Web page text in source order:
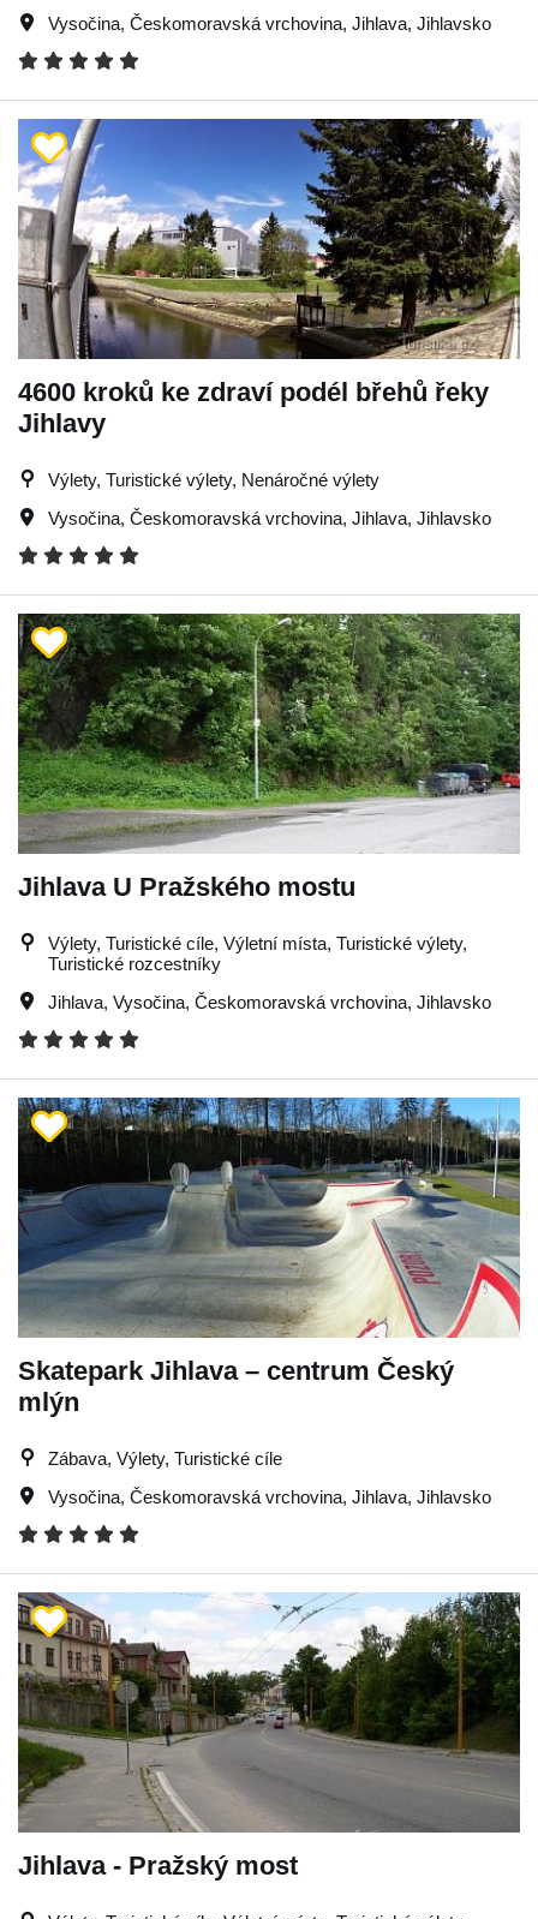
Vysočina, Českomoravská vrchovina, Jihlava, Jihlavsko
4600 kroků ke zdraví podél břehů řeky
Jihlavy
Výlety, Turistické výlety, Nenáročné výlety
Vysočina, Českomoravská vrchovina, Jihlava, Jihlavsko
Jihlava U Pražského mostu
Výlety, Turistické cíle, Výletní místa, Turistické výlety,
Turistické rozcestníky
Jihlava, Vysočina, Českomoravská vrchovina, Jihlavsko
Skatepark Jihlava – centrum Český
mlýn
Zábava, Výlety, Turistické cíle
Vysočina, Českomoravská vrchovina, Jihlava, Jihlavsko
Jihlava - Pražský most